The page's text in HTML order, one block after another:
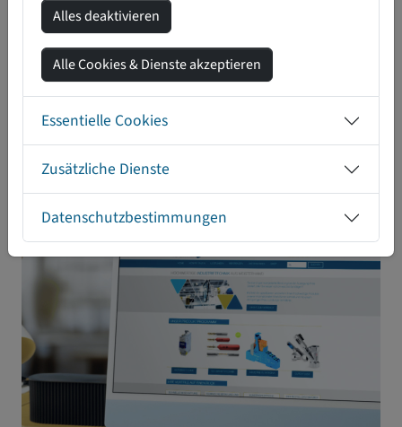
Gerne spezifizieren und liefern wir Ihnen hochwertige
Produkte von internationalen Marktführern schnell
und mit einem einzigartigen Preis-Leistungs-
Verhältnis.
Alles deaktivieren
Alle Cookies & Dienste akzeptieren
Essentielle Cookies
Zusätzliche Dienste
Datenschutzbestimmungen